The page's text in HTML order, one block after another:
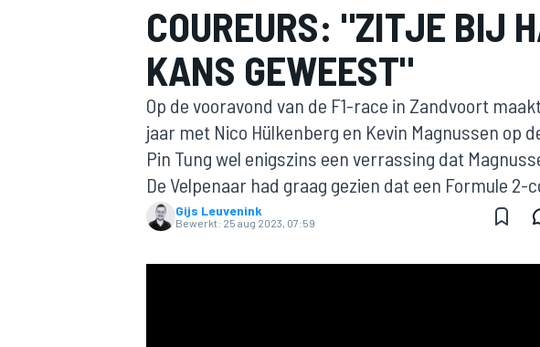
MOTOGP
COUREURS: "ZITJE BIJ
KANS GEWEEST"
Op de vooravond van de F1-race in Zandvoort
jaar met Nico Hülkenberg en Kevin Magnussen op
Pin Tung wel enigszins een verrassing dat
De Velpenaar had graag gezien dat een Formule 2-
Gijs Leuvenink
Bewerkt: 25 aug 2023, 07:59